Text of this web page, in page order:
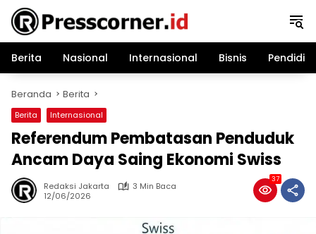
Langsung
konten
Berita
Nasional Internasional Bisnis
Beranda Berita
Berita Internasional
Referendum Pembatasan Penduduk
Ancam Daya Saing Ekonomi Swiss
Redaksi Jakarta
3 Min Baca
12/06/2026
37